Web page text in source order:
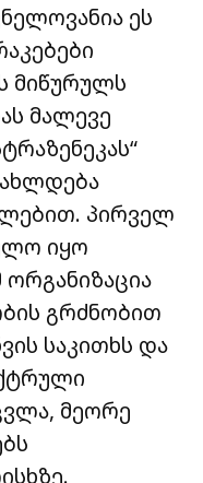
ეს
მიწურულს
მალევე
პირველ
იყო
გრძნობით
საკითხს და
ული
ა, მეორე